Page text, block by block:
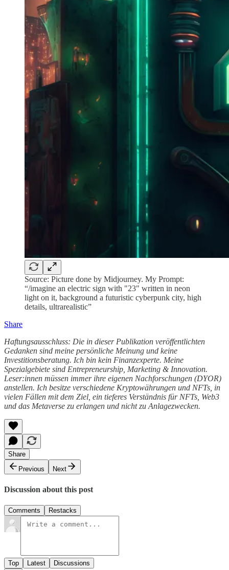
Source: Picture done by Midjourney. My Prompt:
“/imagine an electric sign with "23" written in neon
light on it, background a futuristic cyberpunk city, high
details, ultrarealistic”
Share
Haftungsausschluss: Die in dieser Publikation veröffentlichten
Gedanken sind meine persönliche Meinung und keine
Investitionsberatung. Ich bin kein Finanzexperte. Meine
Spezialgebiete sind Entrepreneurship, Marketing & Innovation.
Leser:innen müssen immer ihre eigenen Nachforschungen (DYOR)
anstellen. Ich besitze verschiedene Kryptowährungen und NFTs, in
vielen Fällen mit dem Ziel, ein tieferes Verständnis für NFTs, Web3
und das Metaverse zu erlangen und nicht zu Anlagezwecken.
Share
Previous
Next
Discussion about this post
Comments Restacks
Top Latest Discussions